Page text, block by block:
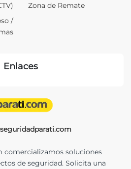
comercializamos soluciones
de seguridad. Solicita una
/
Zona de Remate
Enlaces